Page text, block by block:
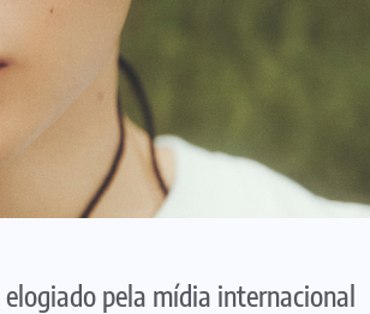
pela mídia internacional